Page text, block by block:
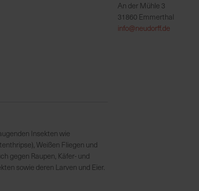
Insekten wie
Weißen Fliegen und
gegen Raupen, Käfer- und
sowie deren Larven und Eier.
An der Mühle 3
31860 Emmerthal
info@neudorff.de